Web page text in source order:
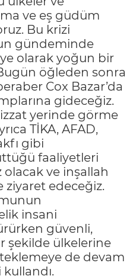
ve eş güdüm
Bu krizi
gündeminde
olarak yoğun bir
öğleden sonra
Cox Bazar’da
gideceğiz.
yerinde görme
TİKA, AFAD,
gibi
faaliyetleri
olacak ve inşallah
edeceğiz.
insani
güvenli,
şekilde ülkelerine
de devam